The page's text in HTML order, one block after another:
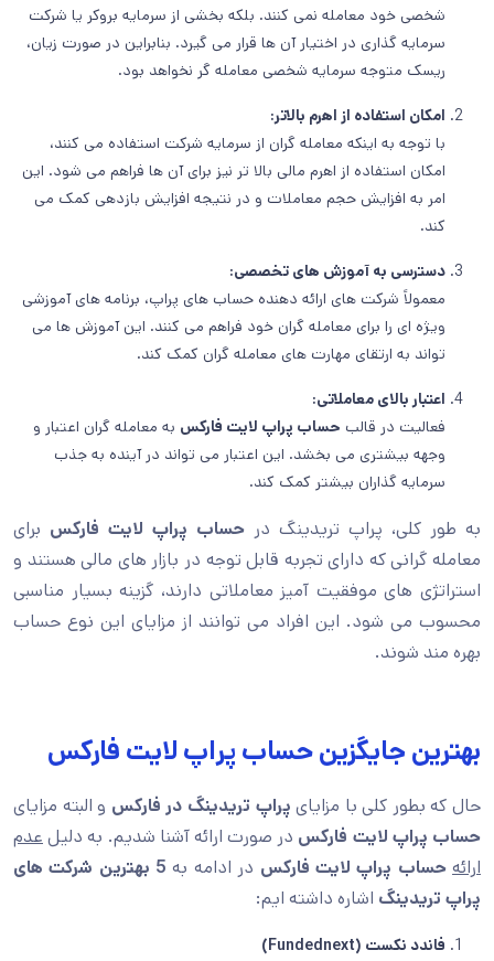
شخصی خود معامله نمی کنند. بلکه بخشی از سرمایه بروکر یا شرکت
سرمایه گذاری در اختیار آن ها قرار می گیرد. بنابراین در صورت زیان،
ریسک متوجه سرمایه شخصی معامله گر نخواهد بود.
امکان استفاده از اهرم بالاتر:
با توجه به اینکه معامله گران از سرمایه شرکت استفاده می کنند،
امکان استفاده از اهرم مالی بالا تر نیز برای آن ها فراهم می شود. این
امر به افزایش حجم معاملات و در نتیجه افزایش بازدهی کمک می
کند.
دسترسی به آموزش های تخصصی:
معمولاً شرکت های ارائه دهنده حساب های پراپ، برنامه های آموزشی
ویژه ای را برای معامله گران خود فراهم می کنند. این آموزش ها می
تواند به ارتقای مهارت های معامله گران کمک کند.
اعتبار بالای معاملاتی:
فعالیت در قالب حساب پراپ لایت فارکس به معامله گران اعتبار و
وجهه بیشتری می بخشد. این اعتبار می تواند در آینده به جذب
سرمایه گذاران بیشتر کمک کند.
به طور کلی، پراپ تریدینگ در حساب پراپ لایت فارکس برای
معامله گرانی که دارای تجربه قابل توجه در بازار های مالی هستند و
استراتژی های موفقیت آمیز معاملاتی دارند، گزینه بسیار مناسبی
محسوب می شود. این افراد می توانند از مزایای این نوع حساب
بهره مند شوند.
بهترین جایگزین حساب پراپ لایت فارکس
حال که بطور کلی با مزایای پراپ تریدینگ در فارکس و البته مزایای
حساب پراپ لایت فارکس در صورت ارائه آشنا شدیم. به دلیلعدم
ارائه حساب پراپ لایت فارکس در ادامه به
5 بهترین شرکت های
پراپ تریدینگ اشاره داشته ایم:
فاندد نکست (Fundednext)